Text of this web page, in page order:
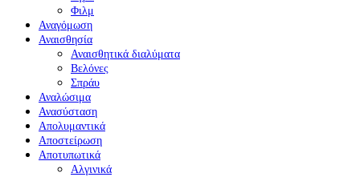
Φιλμ
Αναγόμωση
Αναισθησία
Αναισθητικά διαλύματα
Βελόνες
Σπράυ
Αναλώσιμα
Ανασύσταση
Απολυμαντικά
Αποστείρωση
Αποτυπωτικά
Αλγινικά